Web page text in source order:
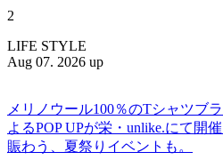
2
LIFE STYLE
Aug 07. 2026 up
メリノウール100％のTシャツブ
よるPOP UPが栄・unlike.にて開
賑わう、夏祭りイベントも。